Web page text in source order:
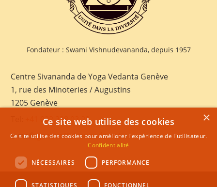
Fondateur : Swami Vishnudevananda, depuis 1957
Centre Sivananda de Yoga Vedanta Genève
1, rue des Minoteries / Augustins
1205 Genève
+41 022 328 03 28
E-mail:geneva@sivananda.net
×
Ce site web utilise des cookies
Ce site utilise des cookies pour améliorer l'expérience de l'utilisateur.
Confidentialité
NÉCESSAIRES PERFORMANCE
STATISTIQUES FONCTIONNEL